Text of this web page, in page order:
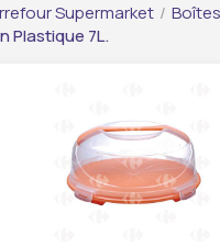
Supermarket /
Plastique 7L.